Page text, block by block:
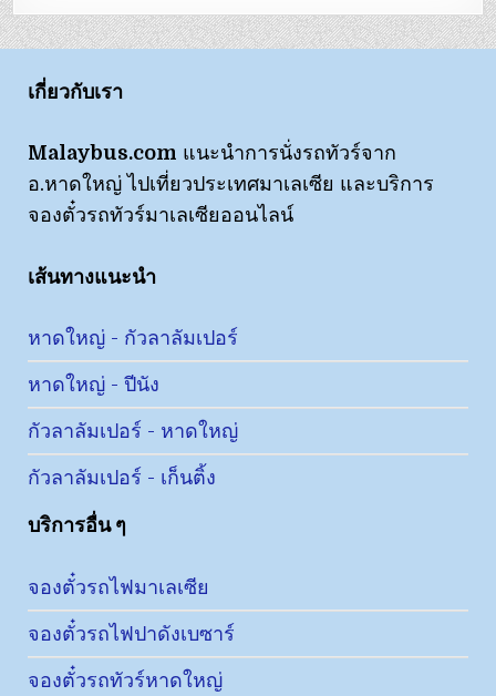
เกี่ยวกับเรา
Malaybus.com แนะนำการนั่งรถทัวร์จาก
อ.หาดใหญ่ ไปเที่ยวประเทศมาเลเซีย และบริการ
จองตั๋วรถทัวร์มาเลเซียออนไลน์
เส้นทางแนะนำ
หาดใหญ่ - กัวลาลัมเปอร์
หาดใหญ่ - ปีนัง
กัวลาลัมเปอร์ - หาดใหญ่
กัวลาลัมเปอร์ - เก็นติ้ง
บริการอื่น ๆ
จองตั๋วรถไฟมาเลเซีย
จองตั๋วรถไฟปาดังเบซาร์
จองตั๋วรถทัวร์หาดใหญ่